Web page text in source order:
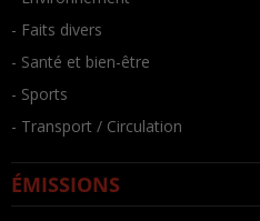
- Faits divers
- Santé et bien-être
- Sports
- Transport / Circulation
ÉMISSIONS